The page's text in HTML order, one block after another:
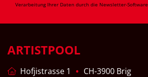
Verarbeitung Ihrer Daten durch die Newsletter-Software
ARTISTPOOL
Hofjistrasse 1
CH-3900 Brig